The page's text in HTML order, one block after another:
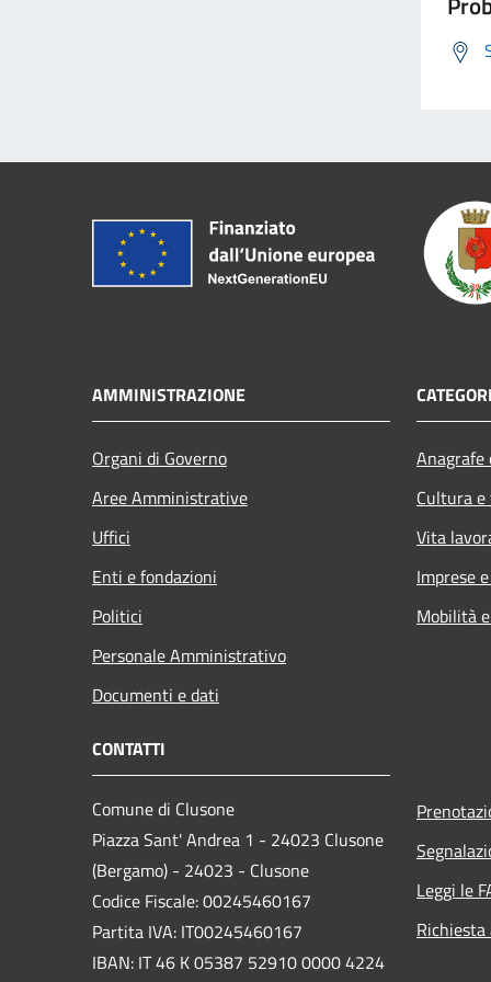
AMMINISTRAZIONE
Organi di Governo
Aree Amministrative
Uffici
Enti e fondazioni
Politici
Personale Amministrativo
Documenti e dati
Cultura
Vita
Imprese
Mobilità
CONTATTI
Comune di Clusone
Piazza Sant' Andrea 1 - 24023 Clusone
(Bergamo) - 24023 - Clusone
Codice Fiscale: 00245460167
Partita IVA: IT00245460167
IBAN: IT 46 K 05387 52910 0000 4224
Leggi le